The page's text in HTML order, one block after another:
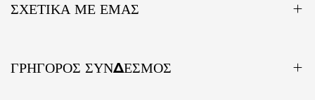
ΣΧΕΤΙΚΆ ΜΕ ΕΜΆΣ
ΓΡΉΓΟΡΟΣ ΣΎΝΔΕΣΜΟΣ